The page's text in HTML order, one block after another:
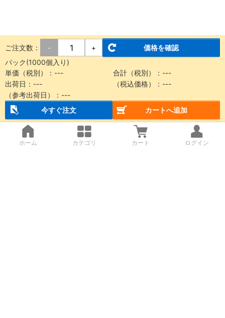
ご注文数： - +
価格を確認
パック(1000個入り)
単価（税別）： --- 合計（税別）： ---
出荷日： --- （税込価格）： ---
（参考出荷日）： ---
今すぐ注文
カートへ追加
ホーム カテゴリ カート ログイン